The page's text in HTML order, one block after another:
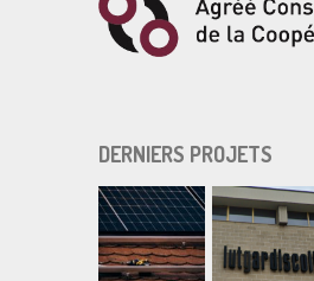
DERNIERS PROJETS